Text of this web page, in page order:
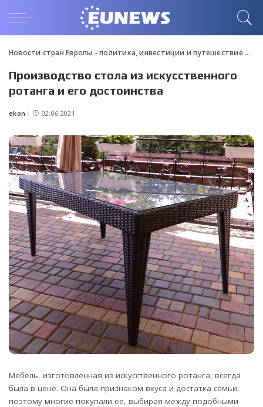
Новости стран Европы - политика, инвестиции и путешествие>
Производство стола из искусственного
ротанга и его достоинства
Posted
ekon 02.06.2021
Мебель, изготовленная из искусственного ротанга, всегда
была в цене. Она была признаком вкуса и достатка семьи,
поэтому многие покупали ее, выбирая между подобными